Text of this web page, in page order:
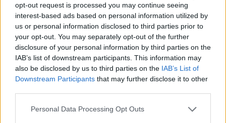
opt-out request is processed you may continue seeing
interest-based ads based on personal information utilized by
us or personal information disclosed to third parties prior to
your opt-out. You may separately opt-out of the further
disclosure of your personal information by third parties on the
IAB’s list of downstream participants. This information may
also be disclosed by us to third parties on the IAB’s List of
Downstream Participants that may further disclose it to other
Please note that this website/app uses one or more Google
Personal Data Processing Opt Outs
0 ΣΧΌΛΙΑ ΑΝΑΓΝΩΣΤΏΝ